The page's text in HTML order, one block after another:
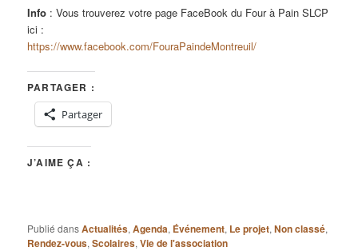
Info : Vous trouverez votre page FaceBook du Four à Pain SLCP
ici :
https://www.facebook.com/FouraPaindeMontreuil/
PARTAGER :
Partager
J’AIME ÇA :
Publié dansActualités,Agenda, Événement, Le projet,Non classé,
Rendez-vous,Scolaires,Vie de l'association